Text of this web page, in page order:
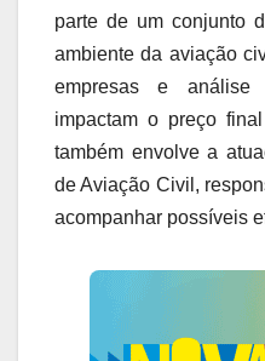
parte de um conjunto
ambiente da aviação
empresas e
impactam o preço
também envolve a
de Aviação Civil,
acompanhar possíveis